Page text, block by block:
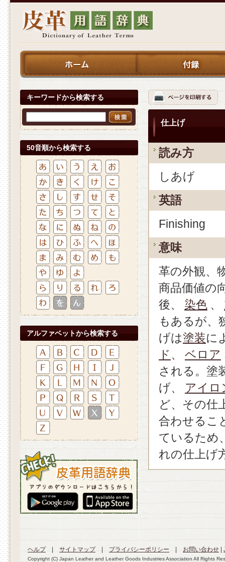
キーワードから検索する
50音順から検索する
アルファベットから検索する
仕上げ
読み方
しあげ
英語
Finishing
意味
革の外観、
商品価値の
後、
染色 、
もあるが、
げは塗装に
ド 、 ベロア
される。塗
げ、
アイロ
ど、その仕
合わせるこ
ているため
れの仕上げ
ヘルプ| サイトマップ| プライバシーポリシー お問い合わせ
Copyright (C) Japan Leather and Leather Goods Industries Association All Rights